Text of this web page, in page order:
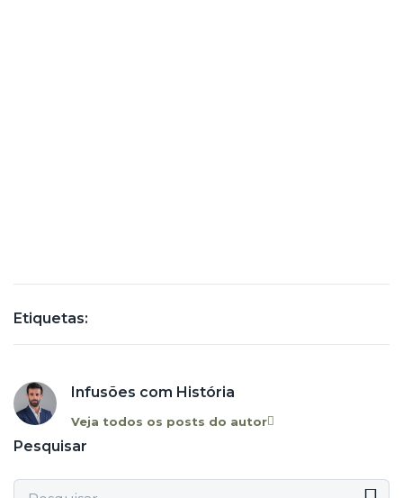
Etiquetas:
Infusões com História
Veja todos os posts do autor
Pesquisar